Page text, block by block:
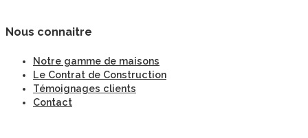
Nous connaitre
Notre gamme de maisons
Le Contrat de Construction
Témoignages clients
Contact